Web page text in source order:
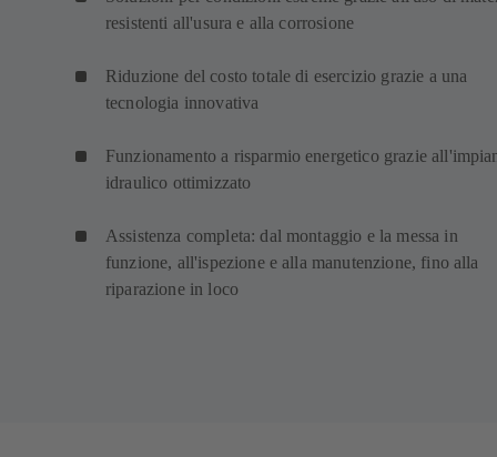
resistenti all'usura e alla corrosione
Riduzione del costo totale di esercizio grazie a una
tecnologia innovativa
Funzionamento a risparmio energetico grazie
idraulico ottimizzato
Assistenza completa: dal montaggio e la messa in
funzione, all'ispezione e alla manutenzione, fino alla
riparazione in loco